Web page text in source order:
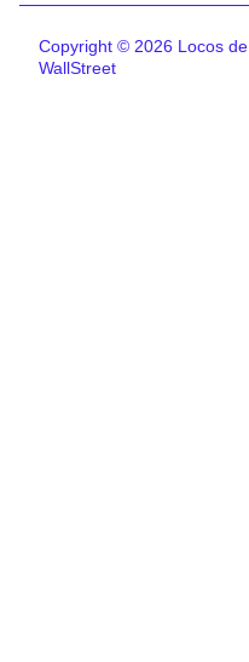
Copyright © 2026 Locos de
WallStreet